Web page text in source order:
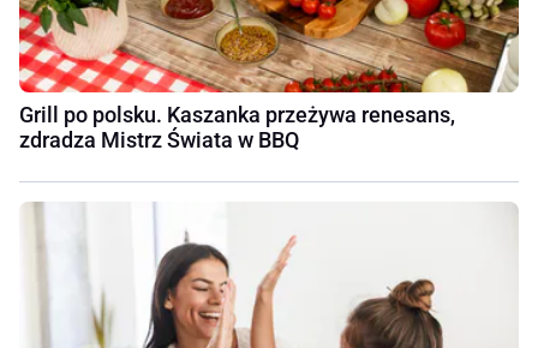
Grill po polsku. Kaszanka przeżywa renesans,
zdradza Mistrz Świata w BBQ